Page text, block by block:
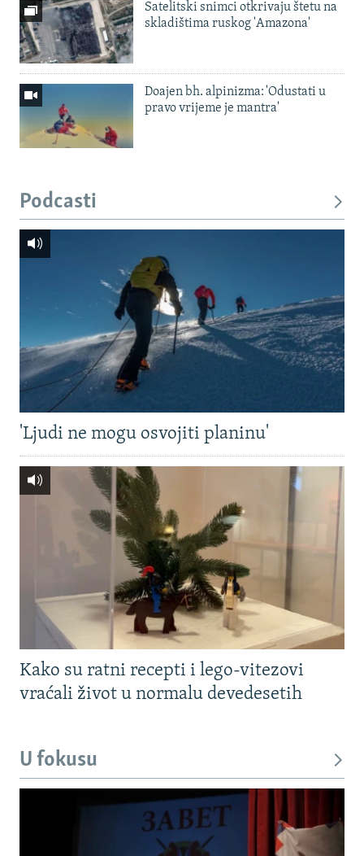
Satelitski snimci otkrivaju štetu na
skladištima ruskog 'Amazona'
Doajen bh. alpinizma: 'Odustati u
pravo vrijeme je mantra'
Podcasti
'Ljudi ne mogu osvojiti planinu'
Kako su ratni recepti i lego-vitezovi
vraćali život u normalu devedesetih
U fokusu